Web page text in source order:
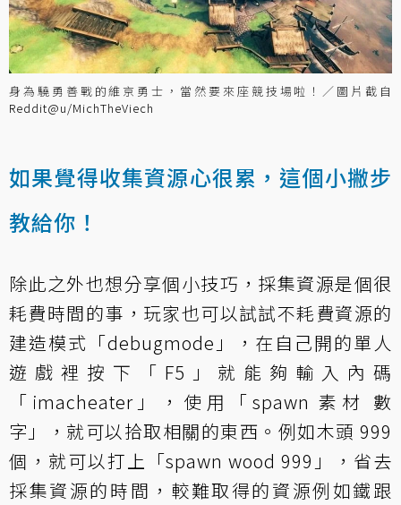
身為驍勇善戰的維京勇士，當然要來座競技場啦！／圖片截自
Reddit@u/MichTheViech
如果覺得收集資源心很累，這個小撇步
教給你！
除此之外也想分享個小技巧，採集資源是個很
耗費時間的事，玩家也可以試試不耗費資源的
建造模式「debugmode」，在自己開的單人
遊戲裡按下「F5」就能夠輸入內碼
「imacheater」，使用「spawn 素材 數
字」，就可以拾取相關的東西。例如木頭 999
個，就可以打上「spawn wood 999」，省去
採集資源的時間，較難取得的資源例如鐵跟